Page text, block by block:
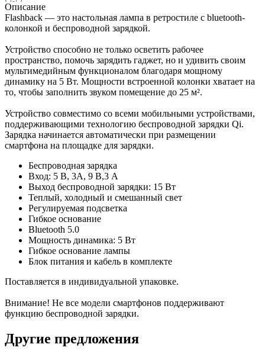
Описание
Flashback — это настольная лампа в ретростиле с bluetooth-
колонкой и беспроводной зарядкой.
Устройство способно не только осветить рабочее
пространство, помочь зарядить гаджет, но и удивить своим
мультимедийным функционалом благодаря мощному
динамику на 5 Вт. Мощности встроенной колонки хватает на
то, чтобы заполнить звуком помещение до 25 м².
Устройство совместимо со всеми мобильными устройствами,
поддерживающими технологию беспроводной зарядки Qi.
Зарядка начинается автоматически при размещении
смартфона на площадке для зарядки.
Беспроводная зарядка
Вход: 5 В, 3A, 9 В,3 A
Выход беспроводной зарядки: 15 Вт
Теплый, холодный и смешанный свет
Регулируемая подсветка
Гибкое основание
Bluetooth 5.0
Мощность динамика: 5 Вт
Гибкое основание лампы
Блок питания и кабель в комплекте
Поставляется в индивидуальной упаковке.
Внимание! Не все модели смартфонов поддерживают
функцию беспроводной зарядки.
Другие предложения